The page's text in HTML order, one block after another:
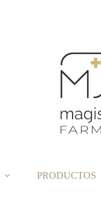
PRODUCTOS